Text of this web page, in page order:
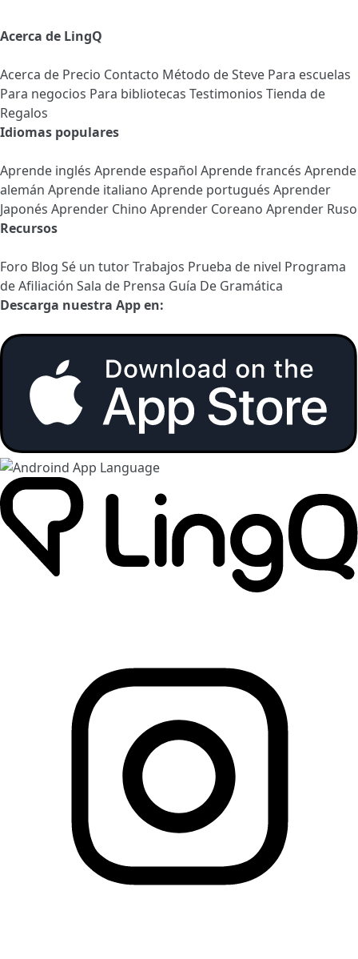
Acerca de LingQ
Acerca de Precio Contacto Método de Steve Para escuelas
Para negocios Para bibliotecas Testimonios Tienda de
Regalos
Idiomas populares
Aprende inglés Aprende español Aprende francés Aprende
alemán Aprende italiano Aprende portugués Aprender
Japonés Aprender Chino Aprender Coreano Aprender Ruso
Recursos
Foro Blog Sé un tutorTrabajos Prueba de nivel Programa
de Afiliación Sala de Prensa Guía De Gramática
Descarga nuestra App en: